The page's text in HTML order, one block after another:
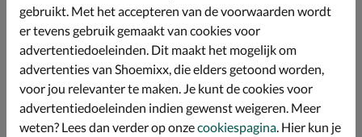
gebruikt. Met het accepteren van de voorwaarden wordt
er tevens gebruik gemaakt van cookies voor
advertentiedoeleinden. Dit maakt het mogelijk om
advertenties van Shoemixx, die elders getoond worden,
voor jou relevanter te maken. Je kunt de cookies voor
advertentiedoeleinden indien gewenst weigeren. Meer
weten? Lees dan verder op onzecookiespagina . Hier kun je